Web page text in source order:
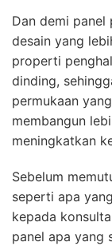
Dan demi panel
desain yang
properti
dinding,
permukaan
membangun
meningkatkan
Sebelum
seperti apa
kepada
panel apa yang